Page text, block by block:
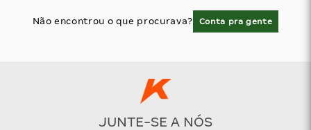
Não encontrou o que procurava? Conta pra gente
JUNTE-SE A NÓS